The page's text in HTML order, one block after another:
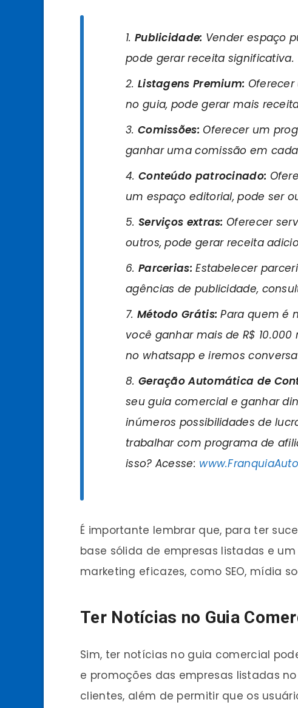
Publicidade: Vender espaço
pode gerar receita significativa.
Listagens Premium:
no guia, pode gerar mais
Comissões: Oferecer um
ganhar uma comissão em
Conteúdo patrocinado:
um espaço editorial, pode ser
Serviços extras: Oferecer
outros, pode gerar receita
Parcerias: Estabelecer
agências de publicidade,
Método Grátis: Para quem é
você ganhar mais de R$
no whatsapp e iremos
Geração Automática de
seu guia comercial e ganhar
inúmeros possibilidades de
trabalhar com programa de
isso? Acesse:
É importante lembrar que, para ter
base sólida de empresas listadas e
marketing eficazes, como SEO, mídia
Ter Notícias no Guia
Sim, ter notícias no guia comercial
e promoções das empresas listadas
clientes, além de permitir que os